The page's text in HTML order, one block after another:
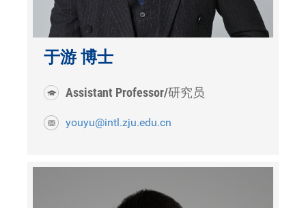
于游 博士
Assistant Professor/研究员
youyu@intl.zju.edu.cn